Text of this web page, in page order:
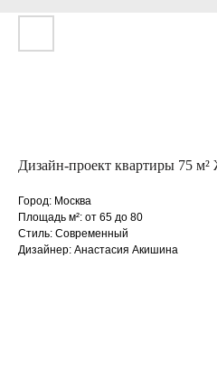
Дизайн-проект квартиры 75
Город: Москва
Площадь м²: от 65 до 80
Стиль: Современный
Дизайнер: Анастасия Акишина